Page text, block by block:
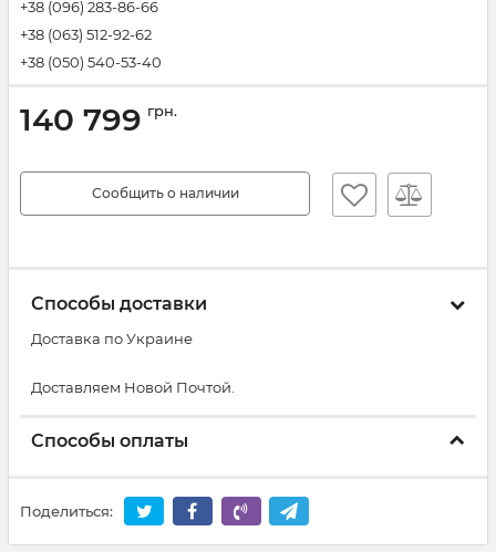
+38 (096) 283-86-66
+38 (063) 512-92-62
+38 (050) 540-53-40
140 799 грн.
Сообщить о наличии
Способы доставки
Доставка по Украине
Доставляем Новой Почтой.
Способы оплаты
Поделиться: